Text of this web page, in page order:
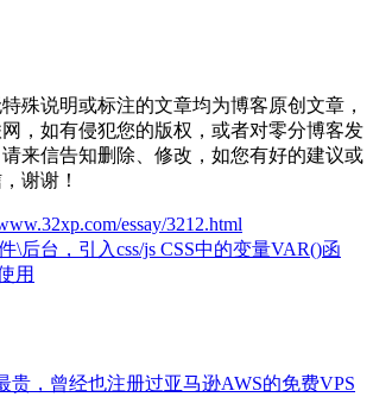
殊说明或标注的文章均为博客原创文章，
，如有侵犯您的版权，或者对零分博客发
来信告知删除、修改，如您有好的建议或
谢谢！
essay/3212.html
\后台，引入css/js CSS中的变量VAR()函
用